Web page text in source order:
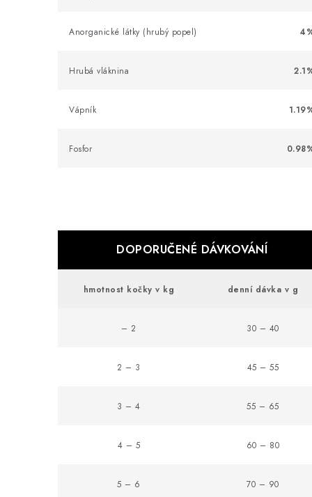
Anorganické látky (hrubý popel)
Hrubá vláknina
Vápník
Fosfor
DOPORUČENÉ DÁVKOVÁNÍ
hmotnost kočky v kg denní dávka v g
– 2 30 – 40
2 – 3 45 – 55
3 – 4 55 – 65
4 – 5 60 – 80
5 – 6 70 – 90